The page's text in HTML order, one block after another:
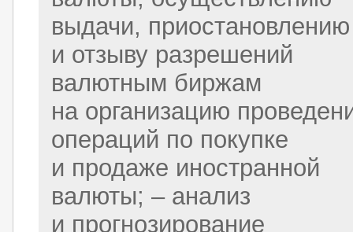
выдачи, приостановлению
и отзыву разрешений
валютным биржам
на организацию
операций по покупке
и продаже иностранной
валюты; – анализ
и прогнозирование